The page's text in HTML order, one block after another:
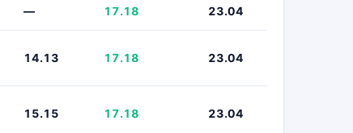
— 17.18 23.04
14.13 17.18 23.04
15.15 17.18 23.04